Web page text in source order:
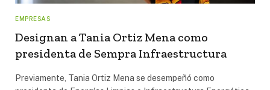
EMPRESAS
Designan a Tania Ortiz Mena como
presidenta de Sempra Infraestructura
Previamente, Tania Ortiz Mena se desempeñó como